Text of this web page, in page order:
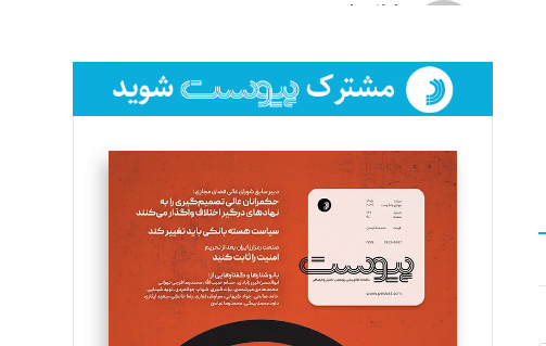
لیلا حنارود
فائزه فتحی رستمی
تحریریه
سروش کرمیان
تحریریه
مینا پاکدل